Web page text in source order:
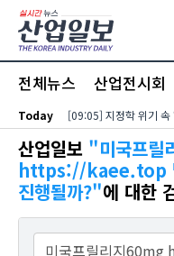
본문 바로가기
전체뉴스 산업전시회
Today
산업일보 "미국프­릴
https://kaee.top
진행될까?"에 대한
검색